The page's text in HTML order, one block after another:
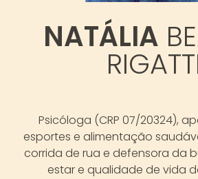
NATÁLIA
Psicóloga (CRP 07/20324),
esportes e alimentação
corrida de rua e defensora da
estar e qualidade de vida